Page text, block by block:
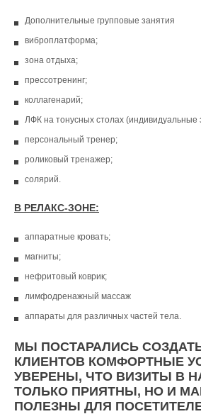
Дополнительные групповые занятия
виброплатформа;
зона отдыха;
прессотренинг;
коллагенарий;
ЛФК на тонусных столах (индивидуальные
персональный тренер;
роликовый тренажер;
солярий.
В РЕЛАКС-ЗОНЕ:
аппаратные кровать;
магниты;
нефритовый коврик;
лимфодренажный массаж
аппараты для различных частей тела.
МЫ ПОСТАРАЛИСЬ
КЛИЕНТОВ КОМФОРТНЫЕ
УВЕРЕНЫ, ЧТО ВИЗИТЫ В
ТОЛЬКО ПРИЯТНЫ, НО И
ПОЛЕЗНЫ ДЛЯ